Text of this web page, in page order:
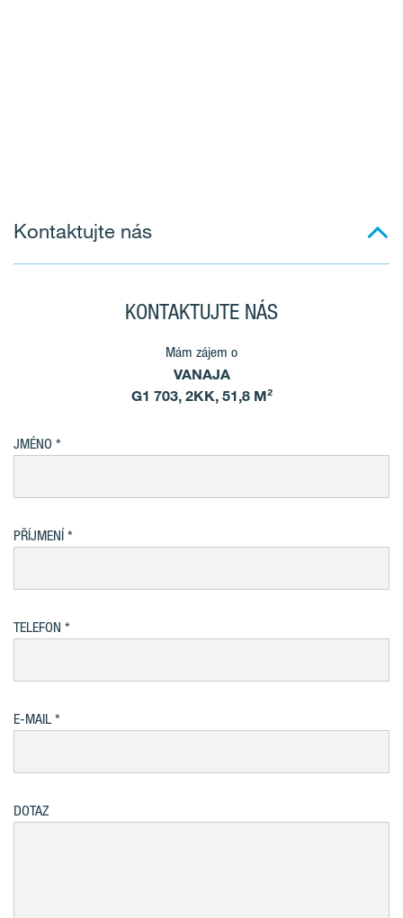
Kontaktujte nás
KONTAKTUJTE NÁS
Mám zájem o
VANAJA
G1 703, 2KK, 51,8 M²
JMÉNO
PŘÍJMENÍ
TELEFON
E-MAIL
DOTAZ